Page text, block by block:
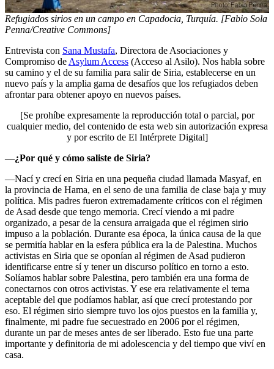
Refugiados sirios en un campo en Capadocia, Turquía. [Fabio Sola
Penna/Creative Commons]
Entrevista con Sana Mustafa, Directora de Asociaciones y
Compromiso de Asylum Access (Acceso al Asilo). Nos habla sobre
su camino y el de su familia para salir de Siria, establecerse en un
nuevo país y la amplia gama de desafíos que los refugiados deben
afrontar para obtener apoyo en nuevos países.
[Se prohíbe expresamente la reproducción total o parcial, por
cualquier medio, del contenido de esta web sin autorización expresa
y por escrito de El Intérprete Digital]
—¿Por qué y cómo saliste de Siria?
—Nací y crecí en Siria en una pequeña ciudad llamada Masyaf, en
la provincia de Hama, en el seno de una familia de clase baja y muy
política. Mis padres fueron extremadamente críticos con el régimen
de Asad desde que tengo memoria. Crecí viendo a mi padre
organizado, a pesar de la censura arraigada que el régimen sirio
impuso a la población. Durante esa época, la única causa de la que
se permitía hablar en la esfera pública era la de Palestina. Muchos
activistas en Siria que se oponían al régimen de Asad pudieron
identificarse entre sí y tener un discurso político en torno a esto.
Solíamos hablar sobre Palestina, pero también era una forma de
conectarnos con otros activistas. Y ese era relativamente el tema
aceptable del que podíamos hablar, así que crecí protestando por
eso. El régimen sirio siempre tuvo los ojos puestos en la familia y,
finalmente, mi padre fue secuestrado en 2006 por el régimen,
durante un par de meses antes de ser liberado. Esto fue una parte
importante y definitoria de mi adolescencia y del tiempo que viví en
casa.